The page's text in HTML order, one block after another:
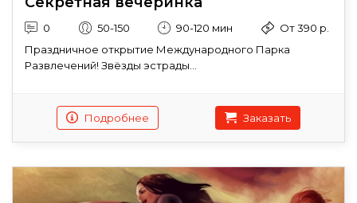
0 50-150 90-120 мин
От 390 р.
Праздничное открытие Международного Парка
Развлечений! Звёзды эстрады...
Подробнее Заказать